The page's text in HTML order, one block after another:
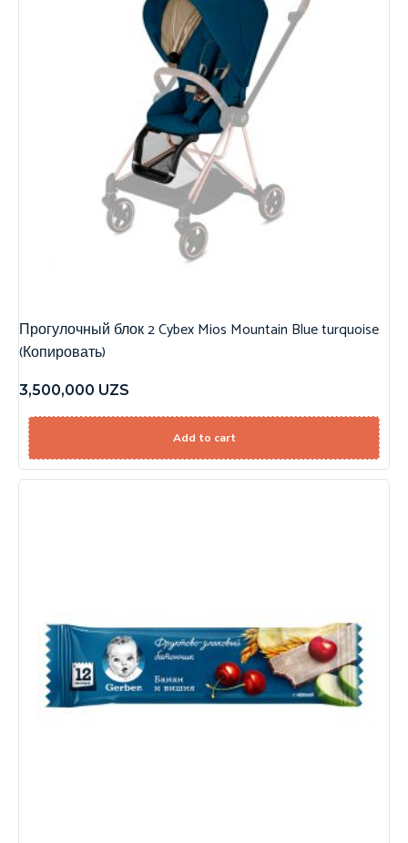
Прогулочный блок 2 Cybex Mios Mountain Blue turquoise
(Копировать)
3,500,000 UZS
Add to cart